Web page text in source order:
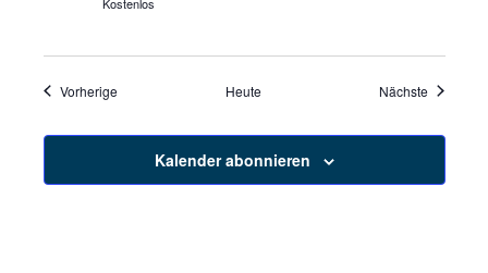
VorherigeVeranstaltungen Heute Nächste
Kalender abonnieren